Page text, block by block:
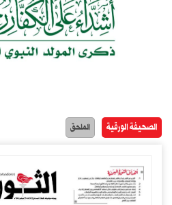
الصحيفة الورقية الملحق